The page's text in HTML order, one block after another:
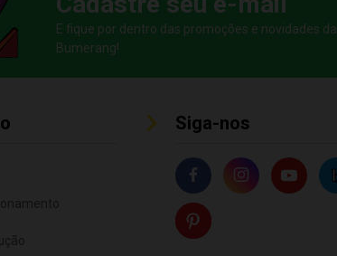
E fique por dentro das promoções e novidades da
Bumerang!
Siga-nos